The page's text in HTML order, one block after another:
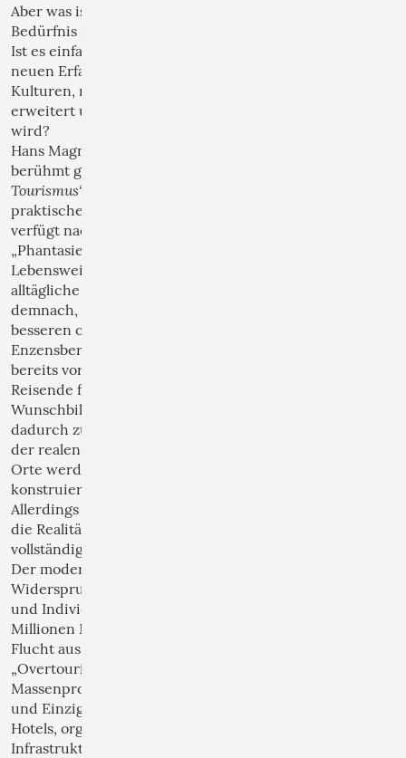
Aber was ist der tiefere Grund zu reisen? Ist es das
Bedürfnis nach Erholung in der Leistungsgesellschaft?
Ist es einfach Neugier, das natürliche Interesse an
neuen Erfahrungen, unbekannten Orten und fremden
Kulturen, mit denen der Erfahrungshorizont
erweitert und persönliche Entwicklung ermöglicht
wird?
Hans Magnus Enzensberger
berühmt gewordenen Essay
Tourismus“
praktischen Bedürfnissen entsteht. Der Mensch
verfügt nach Enzensberger über einen
„Phantasieüberschuss“: Er träumt von anderen Orten,
Lebensweisen und Möglichkeiten, die über seine
alltägliche Realität hinausgehen. Menschen reisen
demnach, weil ihre Phantasie Bilder einer anderen,
besseren oder interessanteren Welt erzeugt.
Enzensberger argumentiert, dass touristische Ziele oft
bereits vor der Reise in der Vorstellung existieren.
Reisende folgen gewissermaßen ihren eigenen
Wunschbildern und Projektionen. Die Reise wird
dadurch zu einem Versuch, die imaginierte Welt mit
der realen Welt in Einklang zu bringen. Touristische
Orte werden oft zunächst als Wunschbilder
konstruiert, bevor sie tatsächlich besucht werden.
Allerdings führt dies häufig zu Enttäuschungen, weil
die Realität die Erwartungen der Phantasie nicht
vollständig erfüllen kann.
Der moderne Tourismus ist von einem grundlegenden
Widerspruch geprägt: Menschen reisen, um Freiheit
und Individualität zu erleben. Gleichzeitig reisen
Millionen Menschen zu denselben Orten. So führt die
Flucht aus der heimischen Enge in die Masse des
„Overtourism“. Das Besondere gerät dabei zum
Massenprodukt. Der Tourist sucht das Authentische
und Einzigartige, findet aber häufig standardisierte
Hotels, organisierte Ausflüge und touristische
Infrastruktur vor.